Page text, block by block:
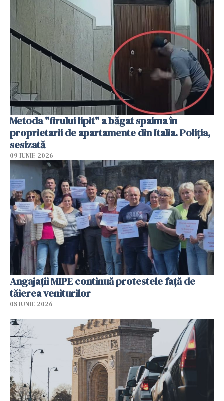
Metoda "firului lipit" a băgat spaima în
proprietarii de apartamente din Italia. Poliția,
sesizată
09 IUNIE 2026
Angajaţii MIPE continuă protestele faţă de
tăierea veniturilor
08 IUNIE 2026